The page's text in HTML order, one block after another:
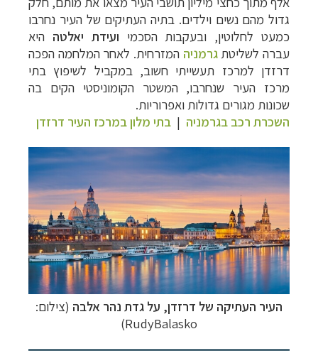
גדול מהם נשים וילדים. בתיה העתיקים של העיר נחרבו
כמעט לחלוטין, ובעקבות הסכמי ועידת יאלטה היא
עברה לשליטתגרמניה המזרחית. לאחר המלחמה הפכה
דרזדן למרכז תעשייתי חשוב, במקביל לשיפוץ בתי
מרכז העיר שנחרבו, המשטר הקומוניסטי הקים בה
שכונות מגורים גדולות ואפרוריות.
השכרת רכב בגרמניה | בתי מלון במרכז העיר דרזדן
העיר העתיקה של דרזדן, על גדת נהר אלבה (צילום:
RudyBalasko)